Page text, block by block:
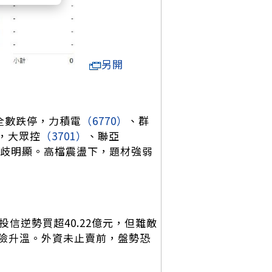
另開
數跌停，力積電 （6770）
、群
大眾控 （3701）
、聯亞
明顯。高檔震盪下，題材強弱
信逆勢買超40.22億元，但難敵
升溫。外資未止賣前，盤勢恐